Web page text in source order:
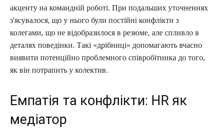
акценту на командній роботі. При подальших уточненнях
з'ясувалося, що у нього були постійні конфлікти з
колегами, що не відобразилося в резюме, але спливло в
деталях поведінки. Такі «дрібниці» допомагають вчасно
виявити потенційно проблемного співробітника до того,
як він потрапить у колектив.
Емпатія та конфлікти: HR як
медіатор